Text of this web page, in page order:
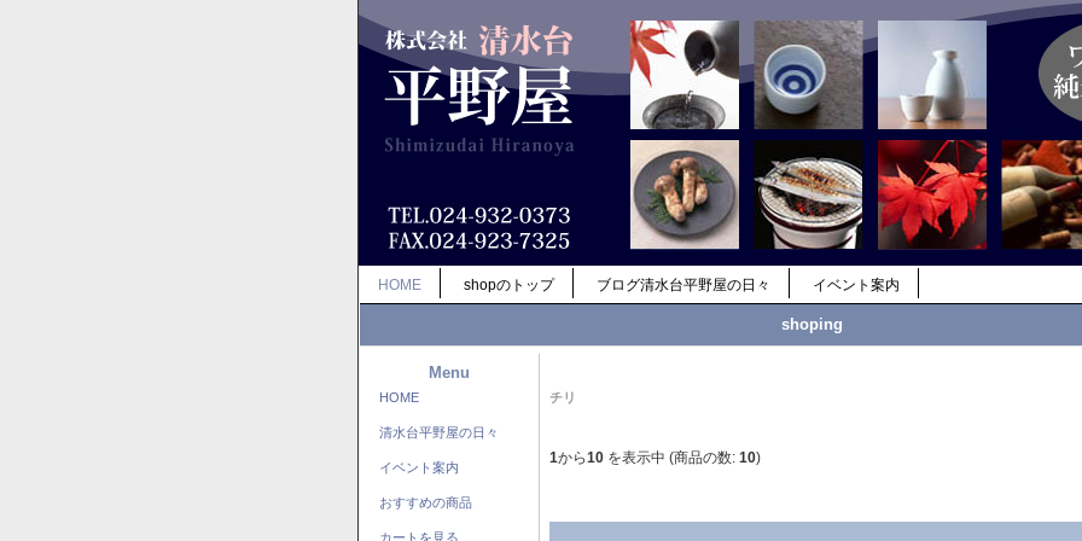
HOME shopのトップ ブログ清水台平野屋の日々 イベント案内
shoping
Menu
HOME
清水台平野屋の日々
イベント案内
おすすめの商品
カートを見る
チリ
1から10 を表示中 (商品の数: 10)